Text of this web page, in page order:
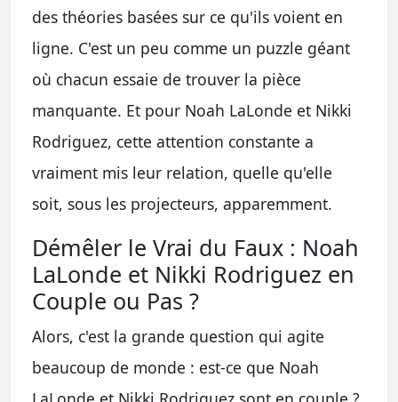
des théories basées sur ce qu'ils voient en
ligne. C'est un peu comme un puzzle géant
où chacun essaie de trouver la pièce
manquante. Et pour Noah LaLonde et Nikki
Rodriguez, cette attention constante a
vraiment mis leur relation, quelle qu'elle
soit, sous les projecteurs, apparemment.
Démêler le Vrai du Faux : Noah
LaLonde et Nikki Rodriguez en
Couple ou Pas ?
Alors, c'est la grande question qui agite
beaucoup de monde : est-ce que Noah